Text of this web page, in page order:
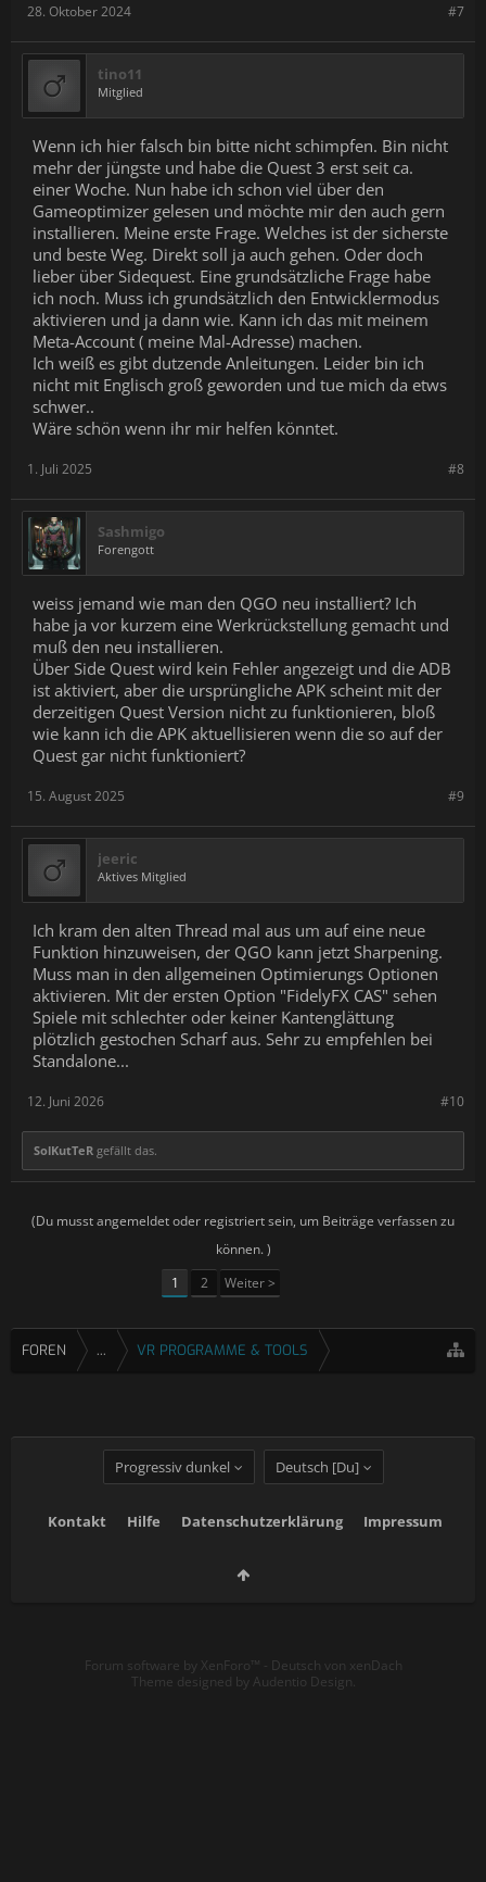
#7
28. Oktober 2024
tino11
Mitglied
Wenn ich hier falsch bin bitte nicht schimpfen. Bin nicht
mehr der jüngste und habe die Quest 3 erst seit ca.
einer Woche. Nun habe ich schon viel über den
Gameoptimizer gelesen und möchte mir den auch gern
installieren. Meine erste Frage. Welches ist der sicherste
und beste Weg. Direkt soll ja auch gehen. Oder doch
lieber über Sidequest. Eine grundsätzliche Frage habe
ich noch. Muss ich grundsätzlich den Entwicklermodus
aktivieren und ja dann wie. Kann ich das mit meinem
Meta-Account ( meine Mal-Adresse) machen.
Ich weiß es gibt dutzende Anleitungen. Leider bin ich
nicht mit Englisch groß geworden und tue mich da etws
schwer..
Wäre schön wenn ihr mir helfen könntet.
#8
1. Juli 2025
Sashmigo
Forengott
weiss jemand wie man den QGO neu installiert? Ich
habe ja vor kurzem eine Werkrückstellung gemacht und
muß den neu installieren.
Über Side Quest wird kein Fehler angezeigt und die ADB
ist aktiviert, aber die ursprüngliche APK scheint mit der
derzeitigen Quest Version nicht zu funktionieren, bloß
wie kann ich die APK aktuellisieren wenn die so auf der
Quest gar nicht funktioniert?
#9
15. August 2025
jeeric
Aktives Mitglied
Ich kram den alten Thread mal aus um auf eine neue
Funktion hinzuweisen, der QGO kann jetzt Sharpening.
Muss man in den allgemeinen Optimierungs Optionen
aktivieren. Mit der ersten Option "FidelyFX CAS" sehen
Spiele mit schlechter oder keiner Kantenglättung
plötzlich gestochen Scharf aus. Sehr zu empfehlen bei
Standalone...
#10
12. Juni 2026
SolKutTeR gefällt das.
(Du musst angemeldet oder registriert sein, um Beiträge verfassen zu
können. )
1
2 Weiter >
FOREN ... VR PROGRAMME & TOOLS
Progressiv dunkel Deutsch [Du]
Kontakt Hilfe Datenschutzerklärung Impressum
Forum software by XenForo™ - Deutsch von xenDach
Theme designed by Audentio Design.